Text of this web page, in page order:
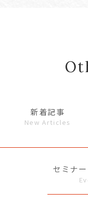
新着記事
New Articles
セミナ